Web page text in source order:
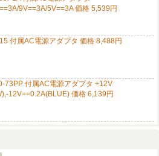
9V==3A/5V==3A 価格 5,539円
付属AC電源アダプタ 価格 8,488円
73PP 付属AC電源アダプタ +12V
12V==0.2A(BLUE) 価格 6,139円